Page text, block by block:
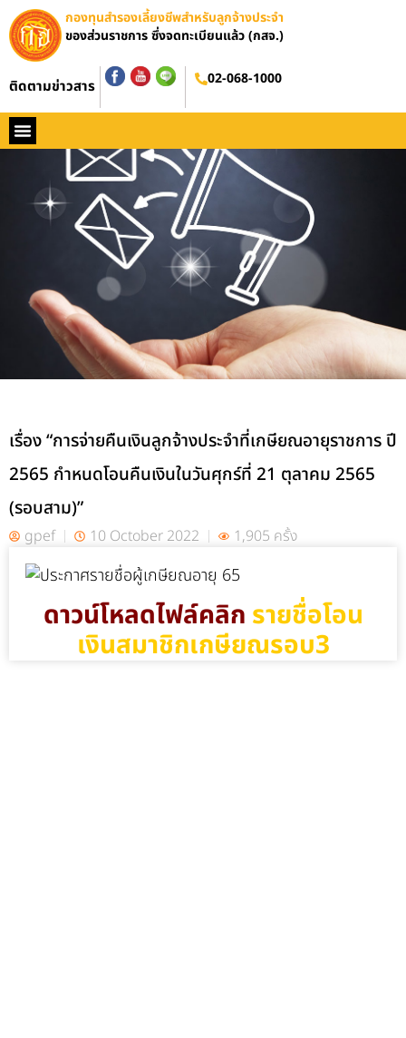
กองทุนสำรองเลี้ยงชีพสำหรับลูกจ้างประจำ
ของส่วนราชการ ซึ่งจดทะเบียนแล้ว (กสจ.)
ติดตามข่าวสาร 02-068-1000
เรื่อง “การจ่ายคืนเงินลูกจ้างประจําที่เกษียณอายุราชการ ปี
2565 กําหนดโอนคืนเงินในวันศุกร์ที่ 21 ตุลาคม 2565
(รอบสาม)”
gpef 10 October 2022 1,905 ครั้ง
ดาวน์โหลดไฟล์คลิก รายชื่อโอน
เงินสมาชิกเกษียณรอบ3